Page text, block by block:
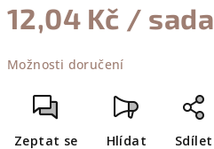
12,04 Kč / sada
cena:
Možnosti doručení
Zeptat se Hlídat Sdílet